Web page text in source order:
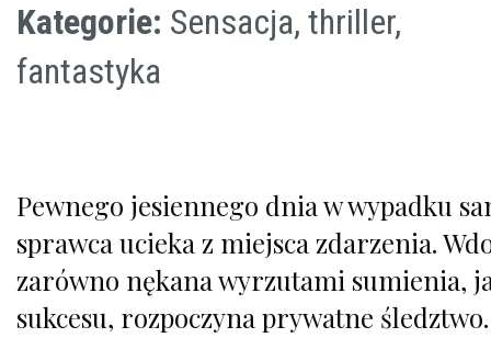
Kategorie: Sensacja, thriller,
fantastyka
Pewnego jesiennego dnia w wypadku
sprawca ucieka z miejsca zdarzenia.
zarówno nękana wyrzutami sumienia,
sukcesu, rozpoczyna prywatne śledztwo.